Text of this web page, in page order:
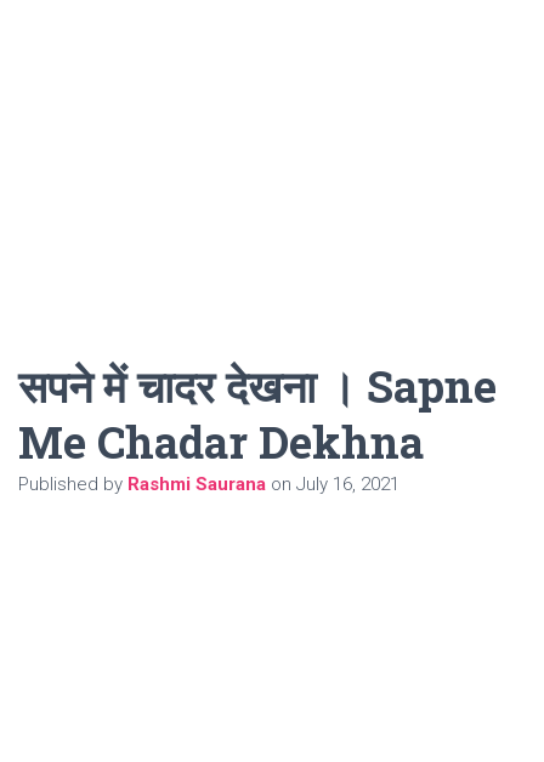
सपने में चादर देखना । Sapne
Me Chadar Dekhna
Published by Rashmi Saurana on July 16, 2021